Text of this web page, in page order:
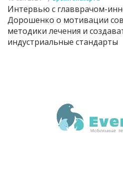
Интервью с главврачом-
Дорошенко о мотивации
методики лечения и
индустриальные стандарты